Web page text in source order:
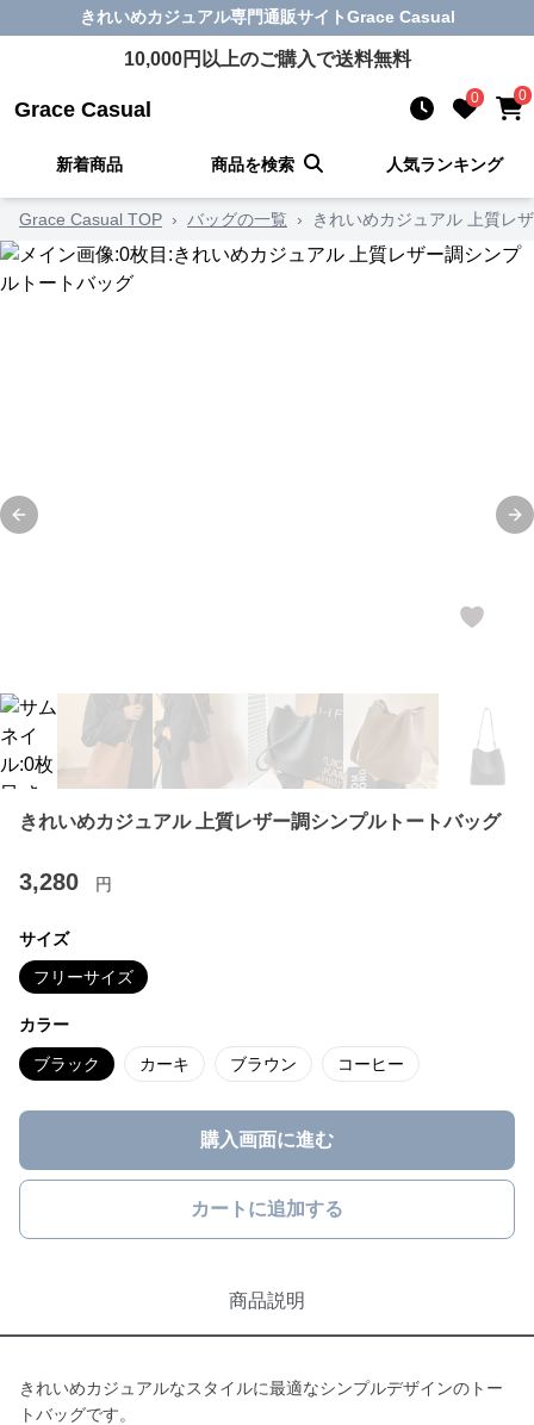
きれいめカジュアル専門通販サイトGrace Casual
10,000円以上のご購入で送料無料
Grace Casual 0 0
新着商品 商品を検索 人気ランキング
Grace Casual TOP › バッグの一覧 › きれいめカジュアル 上質レ
Previous slide
きれいめカジュアル 上質レザー調シンプルトートバッグ
3,280 円
サイズ
フリーサイズ
カラー
ブラック カーキ ブラウン コーヒー
購入画面に進む
カートに追加する
商品説明
きれいめカジュアルなスタイルに最適なシンプルデザインのトー
トバッグです。